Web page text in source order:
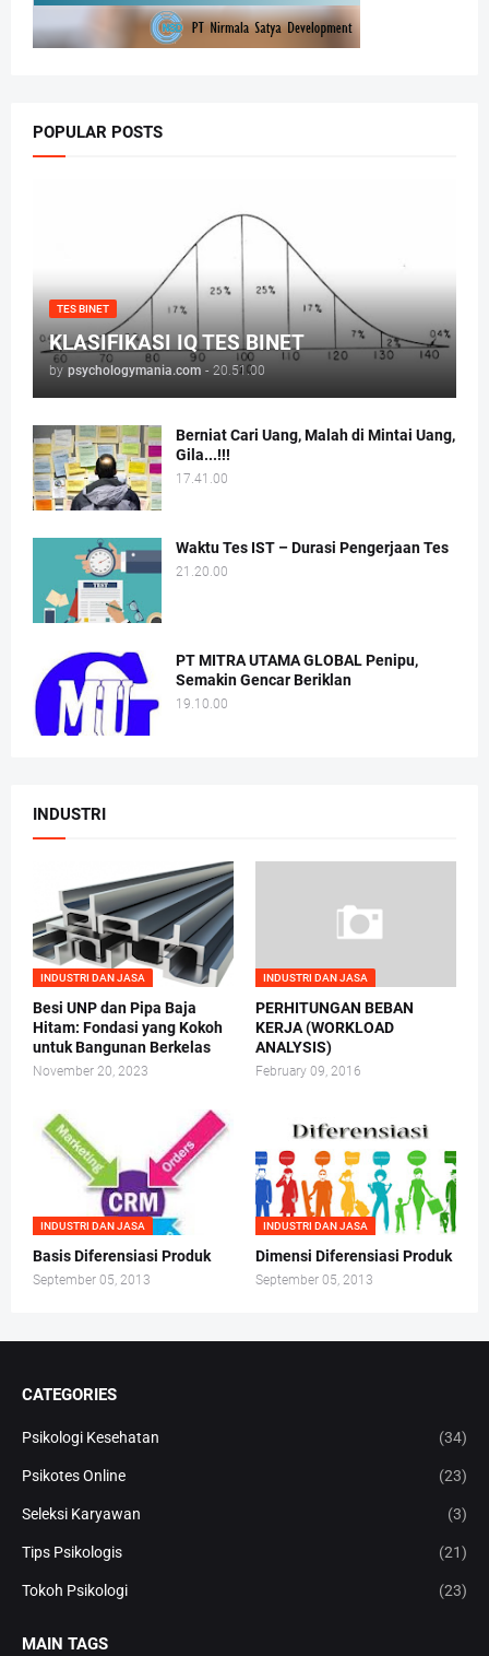
POPULAR POSTS
TES BINET
KLASIFIKASI IQ TES BINET
by psychologymania.com - 20.51.00
Berniat Cari Uang, Malah di Mintai Uang,
Gila...!!!
17.41.00
Waktu Tes IST – Durasi Pengerjaan Tes
21.20.00
PT MITRA UTAMA GLOBAL Penipu,
Semakin Gencar Beriklan
19.10.00
INDUSTRI
INDUSTRI DAN JASA
Besi UNP dan Pipa Baja
Hitam: Fondasi yang Kokoh
untuk Bangunan Berkelas
November 20, 2023
INDUSTRI DAN JASA
PERHITUNGAN BEBAN
KERJA (WORKLOAD
ANALYSIS)
February 09, 2016
INDUSTRI DAN JASA
Basis Diferensiasi Produk
September 05, 2013
INDUSTRI DAN JASA
Dimensi Diferensiasi Produk
September 05, 2013
CATEGORIES
Psikologi Kesehatan (34)
Psikotes Online (23)
Seleksi Karyawan (3)
Tips Psikologis (21)
Tokoh Psikologi (23)
MAIN TAGS